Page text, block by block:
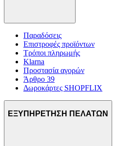
Παραδόσεις
Επιστροφές προϊόντων
Τρόποι πληρωμής
Klarna
Προστασία αγορών
Άρθρο 39
Δωροκάρτες SHOPFLIX
ΕΞΥΠΗΡΕΤΗΣΗ ΠΕΛΑΤΩΝ